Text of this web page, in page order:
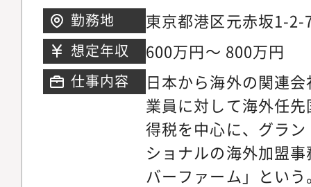
業）・各種法人向け
税務コンサルティン
関する税務デューデ
トラクチャリングに
リー業務（クロスボ
勤務地 東京都港区元赤坂1-
想定年収 600万円～ 800万円
仕事内容
日本から海外の関連
業員に対して海外任
得税を中心に、グラ
ショナルの海外加盟
バーファーム」とい